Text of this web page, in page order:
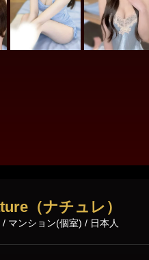
（ナチュレ）
/ マンション(個室) / 日本人